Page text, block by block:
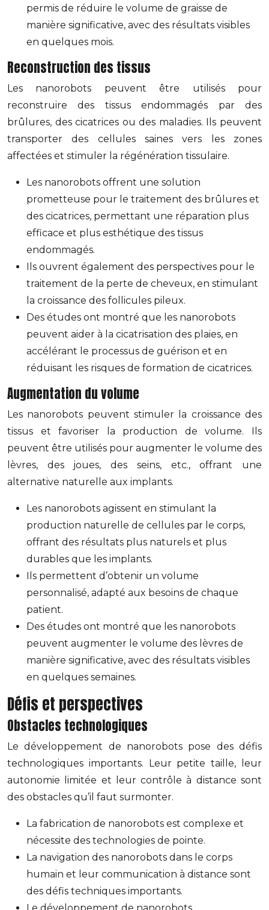
permis de réduire le volume de graisse de
manière significative, avec des résultats visibles
en quelques mois.
Reconstruction des tissus
Les nanorobots peuvent être utilisés pour
reconstruire des tissus endommagés par des
brûlures, des cicatrices ou des maladies. Ils peuvent
transporter des cellules saines vers les zones
affectées et stimuler la régénération tissulaire.
Les nanorobots offrent une solution
prometteuse pour le traitement des brûlures et
des cicatrices, permettant une réparation plus
efficace et plus esthétique des tissus
endommagés.
Ils ouvrent également des perspectives pour le
traitement de la perte de cheveux, en stimulant
la croissance des follicules pileux.
Des études ont montré que les nanorobots
peuvent aider à la cicatrisation des plaies, en
accélérant le processus de guérison et en
réduisant les risques de formation de cicatrices.
Augmentation du volume
Les nanorobots peuvent stimuler la croissance des
tissus et favoriser la production de volume. Ils
peuvent être utilisés pour augmenter le volume des
lèvres, des joues, des seins, etc., offrant une
alternative naturelle aux implants.
Les nanorobots agissent en stimulant la
production naturelle de cellules par le corps,
offrant des résultats plus naturels et plus
durables que les implants.
Ils permettent d’obtenir un volume
personnalisé, adapté aux besoins de chaque
patient.
Des études ont montré que les nanorobots
peuvent augmenter le volume des lèvres de
manière significative, avec des résultats visibles
en quelques semaines.
Défis et perspectives
Obstacles technologiques
Le développement de nanorobots pose des défis
technologiques importants. Leur petite taille, leur
autonomie limitée et leur contrôle à distance sont
des obstacles qu’il faut surmonter.
La fabrication de nanorobots est complexe et
nécessite des technologies de pointe.
La navigation des nanorobots dans le corps
humain et leur communication à distance sont
des défis techniques importants.